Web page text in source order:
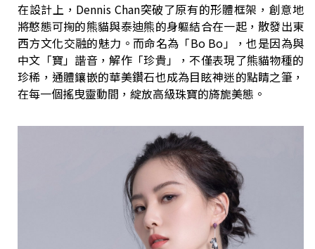
在設計上，Dennis Chan突破了原有的形體框架，創意地
將憨態可掬的熊貓與泰迪熊的身軀結合在一起，散發出東
西方文化交融的魅力。而命名為「Bo Bo」，也是因為與
中文「寶」諧音，解作「珍貴」，不僅表現了熊貓物種的
珍稀，通體鑲嵌的華美鑽石也成為目眩神迷的點睛之筆，
在每一個搖曳靈動間，綻放高級珠寶的旖旎美態。